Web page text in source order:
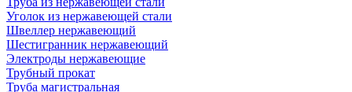
Уголок из нержавеющей стали
Швеллер нержавеющий
Шестигранник нержавеющий
Электроды нержавеющие
Трубный прокат
Труба магистральная